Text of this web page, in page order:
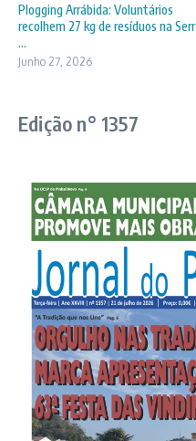
Plogging Arrábida: Voluntários
recolhem 27 kg de resíduos na Serr
...
Junho 27, 2026
Edição n° 1357